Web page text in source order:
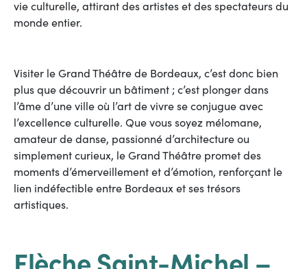
vie culturelle, attirant des artistes et des spectateurs du
monde entier.
Visiter le Grand Théâtre de Bordeaux, c’est donc bien
plus que découvrir un bâtiment ; c’est plonger dans
l’âme d’une ville où l’art de vivre se conjugue avec
l’excellence culturelle. Que vous soyez mélomane,
amateur de danse, passionné d’architecture ou
simplement curieux, le Grand Théâtre promet des
moments d’émerveillement et d’émotion, renforçant le
lien indéfectible entre Bordeaux et ses trésors
artistiques.
Flèche Saint-Michel –